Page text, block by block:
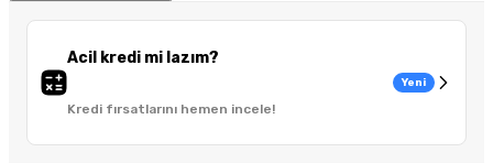
Acil kredi mi lazım?
Kredi fırsatlarını hemen incele!
Yeni